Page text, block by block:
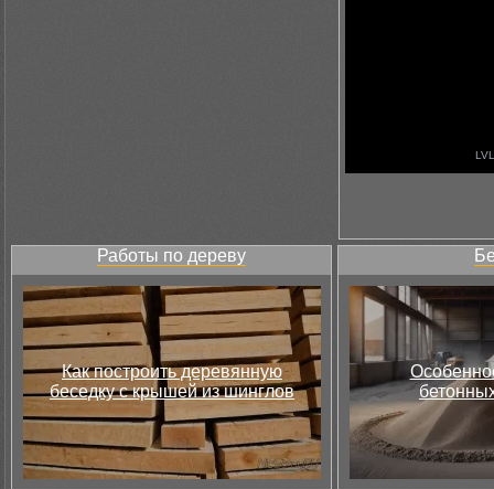
Работы по дереву
Как построить деревянную
беседку с крышей из шинглов